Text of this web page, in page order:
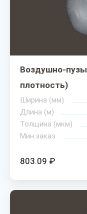
Воздушно-
плотность)
Ширина (мм)
Длина (м)
Толщина (мкм)
Мин.заказ
803.09 ₽